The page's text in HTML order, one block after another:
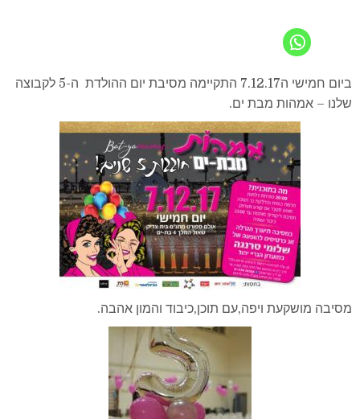
ביום חמישי ה7.12.17 התקיימה מסיבת יום ההולדת ה-5 לקבוצה
שלנו – אמהות מבת ים.
מסיבה מושקעת ויפה,עם תוכן,כיבוד והמון אהבה.